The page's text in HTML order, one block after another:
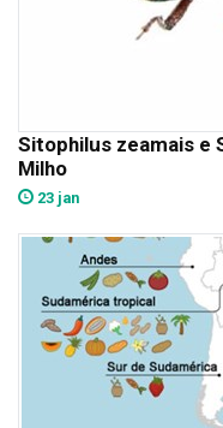
Sitophilus zeamais e
Milho
23 jan